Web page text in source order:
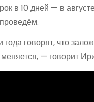
в 10 дней — в
говорят, что
— говорит